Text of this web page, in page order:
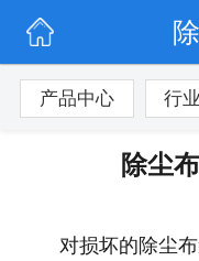
产品中心 行
除尘
对损坏的除尘